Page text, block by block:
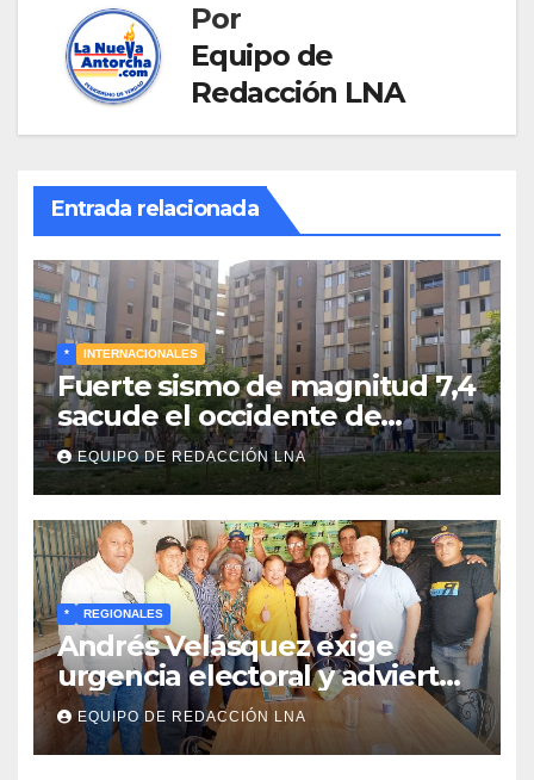
Por
Equipo de
Redacción LNA
Entrada relacionada
* INTERNACIONALES
Fuerte sismo de magnitud 7,4
sacude el occidente de
Colombia y deja graves daños
en Chocó
EQUIPO DE REDACCIÓN LNA
* REGIONALES
Andrés Velásquez exige
urgencia electoral y advierte:
«Sin presión en la calle no
habrá elecciones»
EQUIPO DE REDACCIÓN LNA